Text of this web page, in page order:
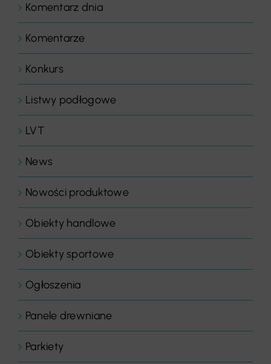
Komentarz dnia
Komentarze
Konkurs
Listwy podłogowe
LVT
News
Nowości produktowe
Obiekty handlowe
Obiekty sportowe
Ogłoszenia
Panele drewniane
Parkiety